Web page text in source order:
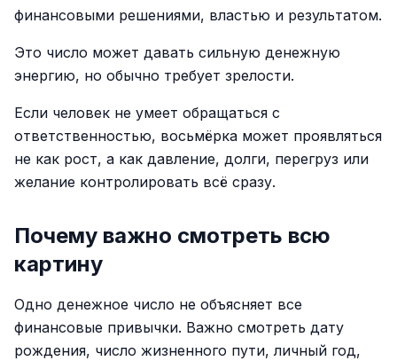
финансовыми решениями, властью и результатом.
Это число может давать сильную денежную
энергию, но обычно требует зрелости.
Если человек не умеет обращаться с
ответственностью, восьмёрка может проявляться
не как рост, а как давление, долги, перегруз или
желание контролировать всё сразу.
Почему важно смотреть всю
картину
Одно денежное число не объясняет все
финансовые привычки. Важно смотреть дату
рождения, число жизненного пути, личный год,